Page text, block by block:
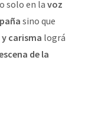
solo en la voz
sino que
carisma lográ
de la